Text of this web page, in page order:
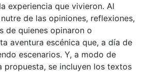
experiencia que vivieron. Al
de las opiniones, reflexiones,
de quienes opinaron o
aventura escénica que, a día de
escenarios. Y, a modo de
propuesta, se incluyen los textos